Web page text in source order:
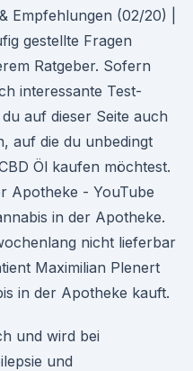
Empfehlungen (02/20) |
gestellte Fragen
Ratgeber. Sofern
interessante Test-
auf dieser Seite auch
auf die du unbedingt
Öl kaufen möchtest.
Apotheke - YouTube
in der Apotheke.
nicht lieferbar
Maximilian Plenert
in der Apotheke kauft.
und wird bei
und